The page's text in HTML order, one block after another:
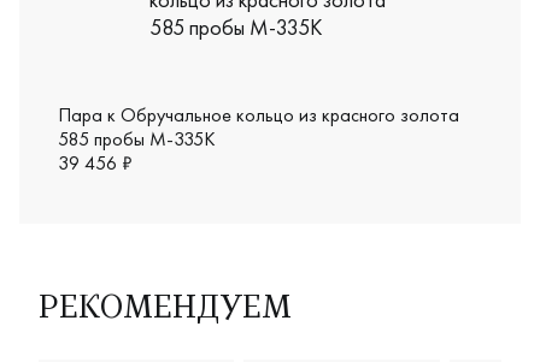
Пара к Обручальное кольцо из красного золота
585 пробы М-335К
39 456 ₽
РЕКОМЕНДУЕМ